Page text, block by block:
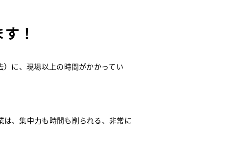
！
）に、現場以上の時間がかかってい
、集中力も時間も削られる、非常に